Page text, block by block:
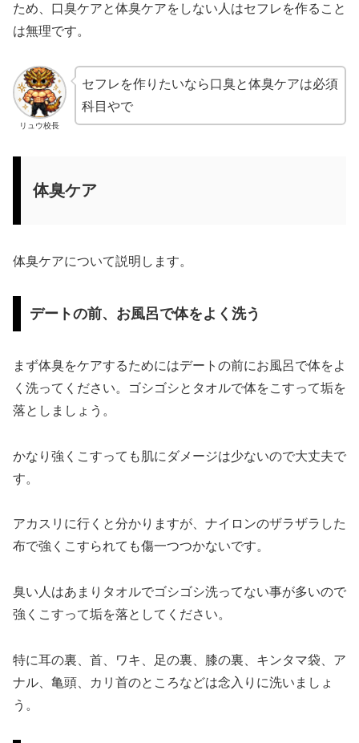
ため、口臭ケアと体臭ケアをしない人はセフレを作ること
は無理です。
リュウ校長
セフレを作りたいなら口臭と体臭ケアは必須
科目やで
体臭ケア
体臭ケアについて説明します。
デートの前、お風呂で体をよく洗う
まず体臭をケアするためにはデートの前にお風呂で体をよ
く洗ってください。ゴシゴシとタオルで体をこすって垢を
落としましょう。
かなり強くこすっても肌にダメージは少ないので大丈夫で
す。
アカスリに行くと分かりますが、ナイロンのザラザラした
布で強くこすられても傷一つつかないです。
臭い人はあまりタオルでゴシゴシ洗ってない事が多いので
強くこすって垢を落としてください。
特に耳の裏、首、ワキ、足の裏、膝の裏、キンタマ袋、ア
ナル、亀頭、カリ首のところなどは念入りに洗いましょ
う。